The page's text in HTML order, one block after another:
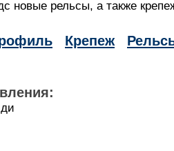
новые рельсы, а также
Крепеж